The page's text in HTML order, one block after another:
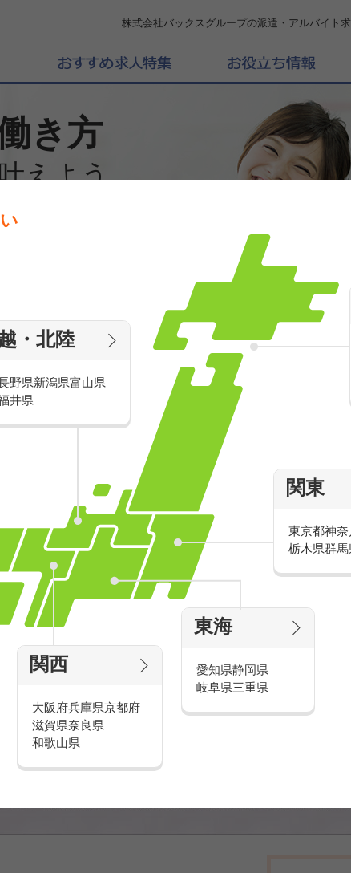
株式会社バックスグループの派遣・アルバイト
き方
えよう
働きたいエリアを選んでください
エリアの
関東
東京都神奈
栃木県群馬
東海
愛知県静岡県
岐阜県三重県
関西
大阪府兵庫県京都府
滋賀県奈良県
和歌山県
・北陸
野県新潟県富山県
井県ルバイトのおすすめ求人特集
家電量販店の派遣・バイト求人
家電量販店で働くメリットをご紹介！
官庁・官